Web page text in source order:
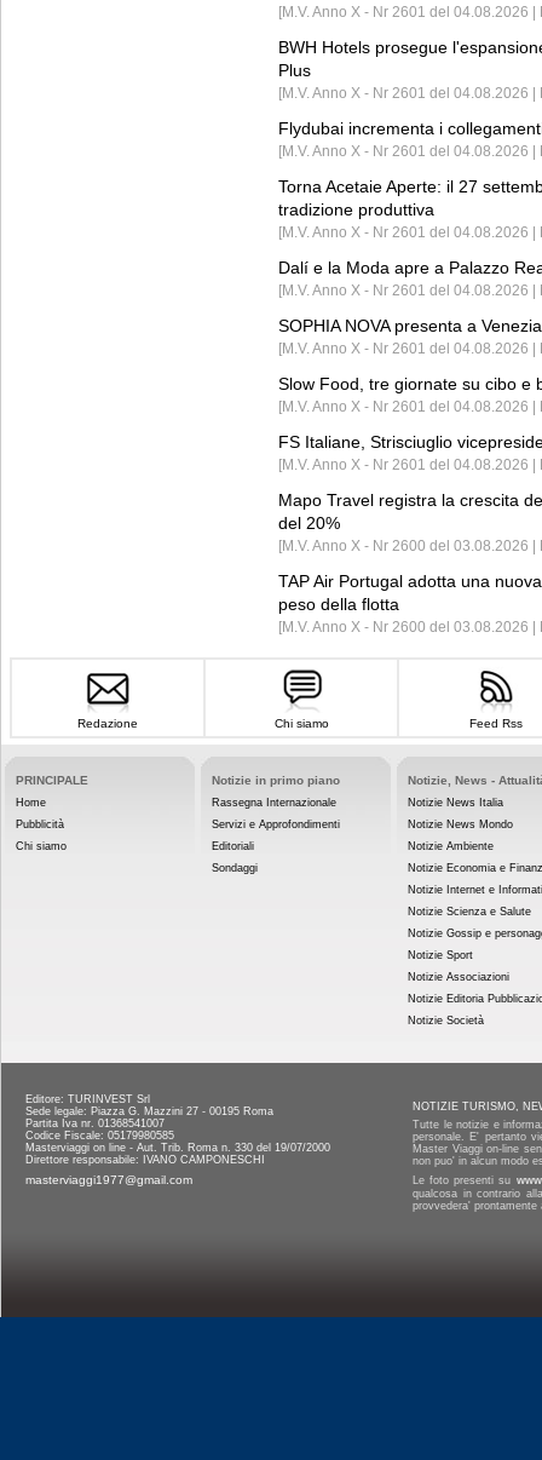
[M.V. Anno X - Nr 2601 del 04.08.2026 |
BWH Hotels prosegue
Plus
[M.V. Anno X - Nr 2601 del 04.08.2026 |
Flydubai incrementa i
[M.V. Anno X - Nr 2601 del 04.08.2026 |
Torna Acetaie Aperte: il 27
tradizione produttiva
[M.V. Anno X - Nr 2601 del 04.08.2026 |
Dalí e la Moda apre a Palazzo
[M.V. Anno X - Nr 2601 del 04.08.2026 |
SOPHIA NOVA presenta a
[M.V. Anno X - Nr 2601 del 04.08.2026
Slow Food, tre giornate su cibo e
[M.V. Anno X - Nr 2601 del 04.08.2026 |
FS Italiane, Strisciuglio
[M.V. Anno X - Nr 2601 del 04.08.2026 |
Mapo Travel registra la crescita
del 20%
[M.V. Anno X - Nr 2600 del 03.08.2026 |
TAP Air Portugal adotta una
peso della flotta
[M.V. Anno X - Nr 2600 del 03.08.2026
Redazione Chi siamo Feed Rss
PRINCIPALE
Home
Pubblicità
Chi siamo
Notizie in primo piano
Rassegna Internazionale
Servizi e Approfondimenti
Editoriali
Sondaggi
Notizie, News -
Notizie News Italia
Notizie News Mondo
Notizie Ambiente
Notizie Economia e
Notizie Internet e
Notizie Scienza e Salute
Notizie Gossip e
Notizie Sport
Notizie Associazioni
Notizie Editoria
Notizie Società
Editore: TURINVEST Srl
Sede legale: Piazza G. Mazzini 27 - 00195 Roma
Partita Iva nr. 01368541007
Codice Fiscale: 05179980585
Masterviaggi on line - Aut. Trib. Roma n. 330 del 19/07/2000
Direttore responsabile: IVANO CAMPONESCHI
masterviaggi1977@gmail.com
NOTIZIE TURISMO,
Tutte le notizie e
personale. E' pertanto
Master Viaggi on-line
non puo' in alcun modo
Le foto presenti su
qualcosa in contrario
provvedera'